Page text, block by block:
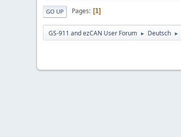
GO UP Pages 1
GS-911 and ezCAN User Forum ► Deutsch ►